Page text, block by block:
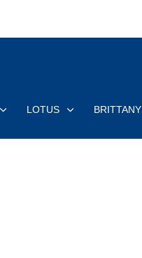
LOTUS BRITTANY